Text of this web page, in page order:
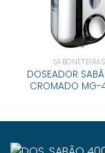
SABONETEIRAS
DOSEADOR
CROMADO MG-